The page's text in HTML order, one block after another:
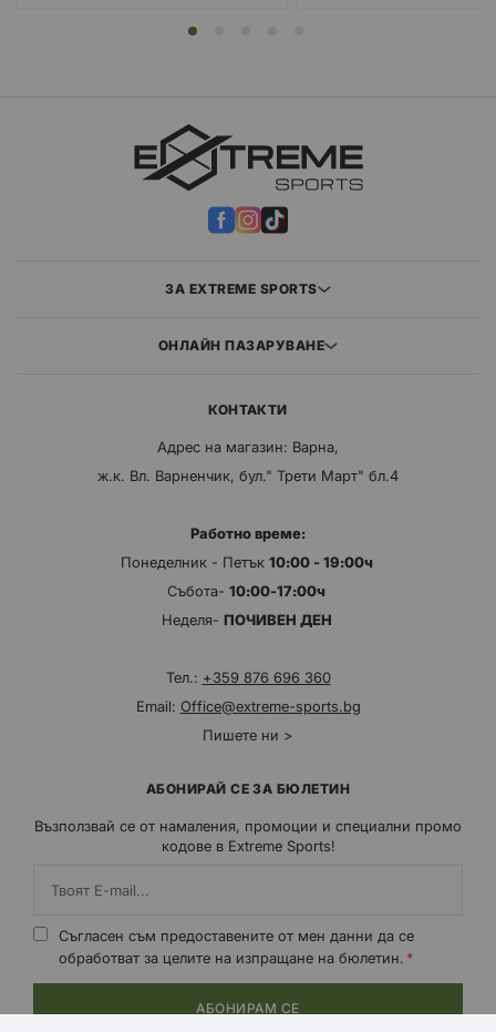
ЗА EXTREME SPORTS
ОНЛАЙН ПАЗАРУВАНЕ
КОНТАКТИ
Адрес на магазин: Варна,
ж.к. Вл. Варненчик, бул." Трети Март" бл.4
Работно време:
Понеделник - Петък 10:00 - 19:00ч
Събота- 10:00-17:00ч
Неделя- ПОЧИВЕН ДЕН
Тел.: +359 876 696 360
Email: Office@extreme-sports.bg
Пишете ни >
АБОНИРАЙ СЕ ЗА БЮЛЕТИН
Възползвай се от намаления, промоции и специални промо
кодове в Extreme Sports!
Съгласен съм предоставените от мен данни да се
обработват за целите на изпращане на бюлетин.
АБОНИРАМ СЕ